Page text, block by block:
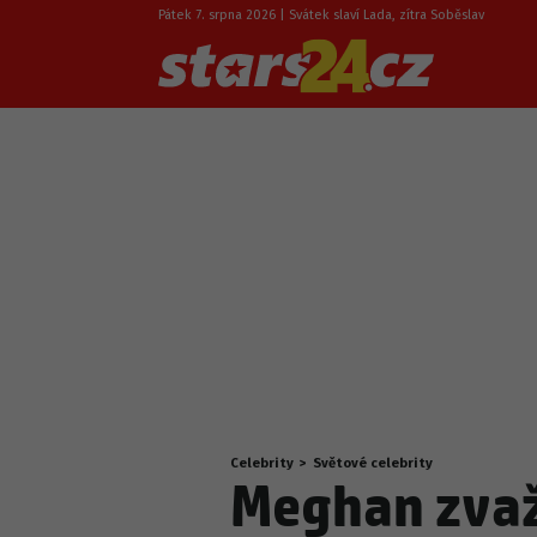
Pátek 7. srpna 2026 | Svátek slaví Lada, zítra Soběslav
Nacházíte
se
zde:
Celebrity > Světové celebrity
Meghan